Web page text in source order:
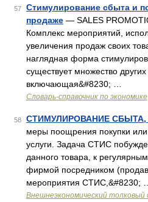
57
Стимулирование сбыта и
продаже — SALES
Комплекс мероприятий,
увеличения продаж своих
наглядная форма
существует множество других
включающая&#8230; …
Словарь-справочник по экономике
58 СТИМУЛИРОВАНИЕ СБЫТА,
меры поощрения покупки
услуги. Задача СТИС
данного товара, к
фирмой посредником
мероприятия СТИС,&#8230; …
Внешнеэкономический толковый